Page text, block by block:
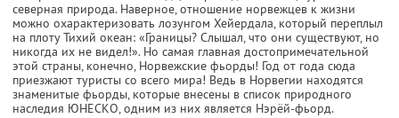
северная природа. Наверное, отношение норвежцев к жизни
можно охарактеризовать лозунгом Хейердала, который переплыл
на плоту Тихий океан: «Границы? Слышал, что они существуют, но
никогда их не видел!». Но самая главная достопримечательной
этой страны, конечно, Норвежские фьорды! Год от года сюда
приезжают туристы со всего мира! Ведь в Норвегии находятся
знаменитые фьорды, которые внесены в список природного
наследия ЮНЕСКО, одним из них является Нэрёй-фьорд.